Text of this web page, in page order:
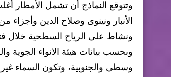
وتتوقع النماذج أن تشمل الأمطار
الأنبار ونينوى وصلاح الدين
ونشاط على الرياح السطحية خلال
وبحسب بيانات هيئة الانواء الجوية
وسطى والجنوبية، وتكون السماء غير